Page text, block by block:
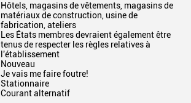
Hôtels, magasins de vêtements, magasins de
matériaux de construction, usine de
fabrication, ateliers
Les États membres devraient également être
tenus de respecter les règles relatives à
l'établissement
Nouveau
Je vais me faire foutre!
Stationnaire
Courant alternatif